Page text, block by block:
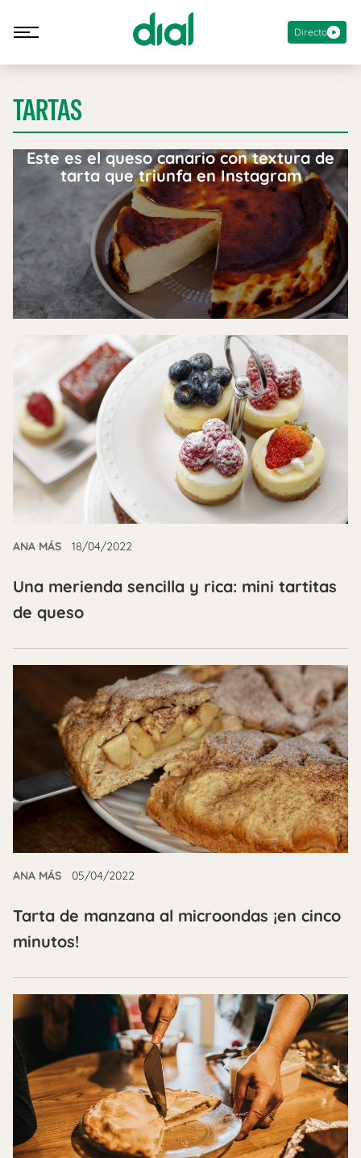
Directo
TARTAS
Este es el queso canario con textura de
tarta que triunfa en Instagram
ANA MÁS 18/04/2022
Una merienda sencilla y rica: mini tartitas
de queso
ANA MÁS 05/04/2022
Tarta de manzana al microondas ¡en cinco
minutos!